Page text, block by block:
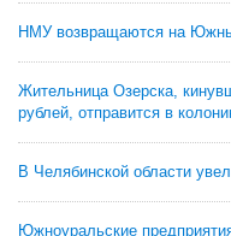
НМУ возвращаются на
Жительница Озерска,
рублей, отправится в
В Челябинской области
Южноуральские